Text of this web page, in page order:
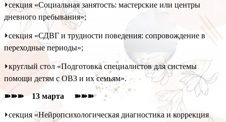
⏵секция «Социальная занятость: мастерские или центры
дневного пребывания»;
⏵секция «СДВГ и трудности поведения: сопровождение в
переходные периоды»;
⏵круглый стол «Подготовка специалистов для системы
помощи детям с ОВЗ и их семьям».
➽➽➽ 13 марта ➽➽➽
⏵секция «Нейропсихологическая диагностика и коррекция